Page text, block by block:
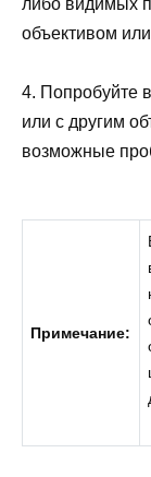
либо видимых
объективом
4. Попробуйте
или с другим
возможные
Примечание: